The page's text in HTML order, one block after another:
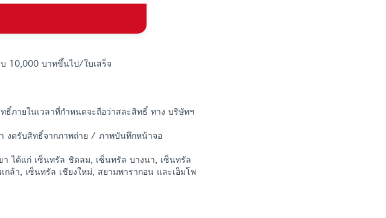
10,000 บาทขึ้นไป/ใบเสร็จ
ภายในเวลาที่กำหนดจะถือว่าสละสิทธิ์ ทาง บริษัทฯ
งดรับสิทธิ์จากภาพถ่าย / ภาพบันทึกหน้าจอ
ได้แก่ เซ็นทรัล ชิดลม, เซ็นทรัล บางนา, เซ็นทรัล
ล้า, เซ็นทรัล เชียงใหม่, สยามพารากอน และเอ็มโพ